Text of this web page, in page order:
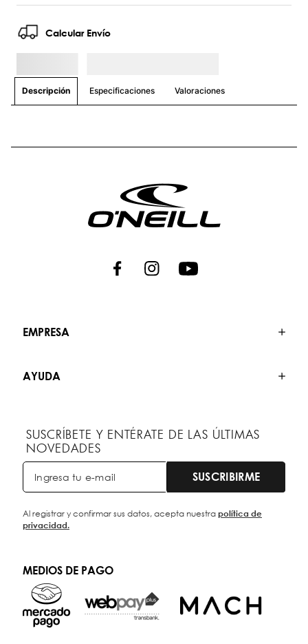
Calcular Envío
Descripción Especificaciones Valoraciones
EMPRESA
AYUDA
SUSCRÍBETE Y ENTÉRATE DE LAS ÚLTIMAS
NOVEDADES
SUSCRIBIRME
Al registrar y confirmar sus datos, acepta nuestrapolítica de
privacidad.
MEDIOS DE PAGO